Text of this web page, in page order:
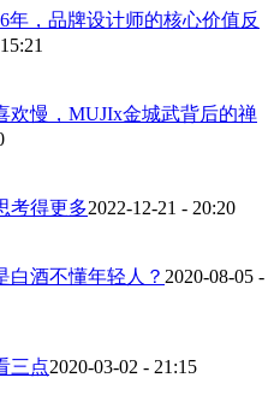
年，品牌设计师的核心价值反
欢慢，MUJIx金城武背后的禅
考得更多2022-12-21 - 20:20
白酒不懂年轻人？ 2020-08-05 -
三点2020-03-02 - 21:15